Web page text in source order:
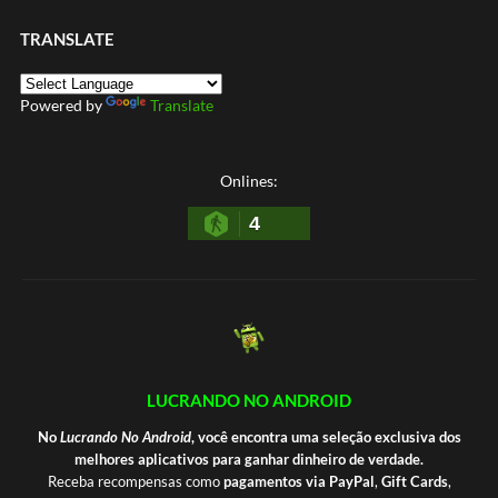
TRANSLATE
Powered by Translate
Onlines:
4
LUCRANDO NO ANDROID
NoLucrando No Android, você encontra uma seleção exclusiva dos
melhores aplicativos para ganhar dinheiro de verdade.
Receba recompensas comopagamentos via PayPal, Gift Cards,